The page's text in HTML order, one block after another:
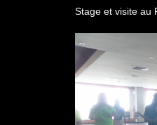
Stage et visite au